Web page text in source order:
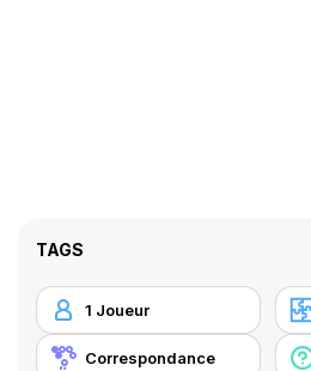
TAGS
1 Joueur
Correspondance